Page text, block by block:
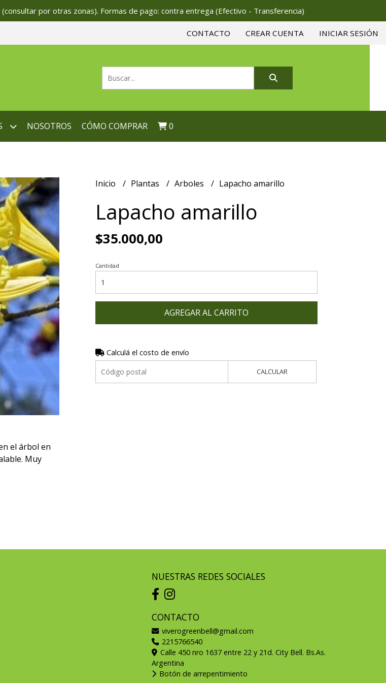
por otras zonas). Formas de pago: contra entrega (Efectivo - Transferencia)
CONTACTO CREAR CUENTA INICIAR SESIÓN
NOSOTROS CÓMO COMPRAR 0
el árbol en
Muy
Inicio Plantas Arboles Lapacho amarillo
Lapacho amarillo
$35.000,00
Cantidad
AGREGAR AL CARRITO
Calculá el costo de envío
CALCULAR
NUESTRAS REDES SOCIALES
CONTACTO
viverogreenbell@gmail.com
2215766540
Calle 450 nro 1637 entre 22 y 21d. City Bell. Bs.As.
Argentina
Botón de arrepentimiento